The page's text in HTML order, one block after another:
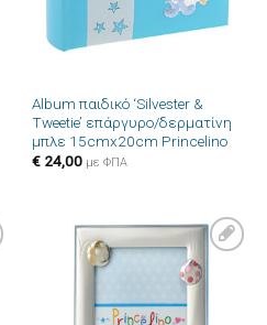
Album παιδικό ‘Silvester &
Tweetie’ επάργυρο/δερματίνη
μπλε 15cmx20cm Princelino
€24,00 με ΦΠΑ
Πρόσθήκη
στην λίστα